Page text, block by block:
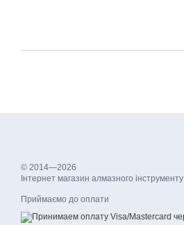
© 2014—2026
Інтернет магазин алмазного інструменту
Приймаємо до оплати